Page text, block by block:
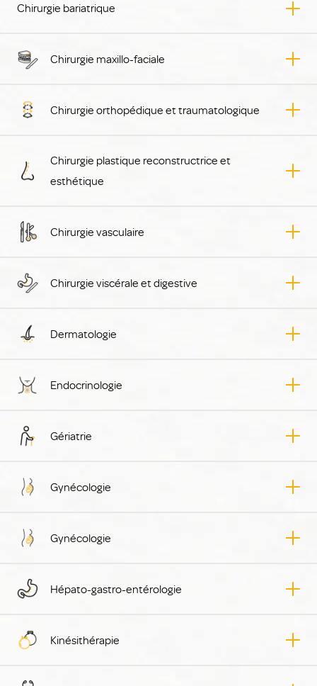
Chirurgie bariatrique
Chirurgie maxillo-faciale
Chirurgie orthopédique et traumatologique
Chirurgie plastique reconstructrice et
esthétique
Chirurgie vasculaire
Chirurgie viscérale et digestive
Dermatologie
Endocrinologie
Gériatrie
Gynécologie
Gynécologie
Hépato-gastro-entérologie
Kinésithérapie